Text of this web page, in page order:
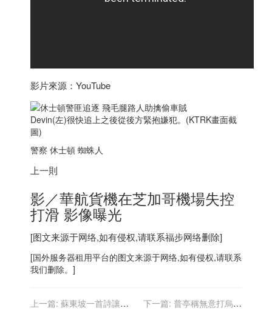
影片來源：YouTube
Devin(左)很快追上之後從後方緊抱嫌犯。(KTRK畫面截
圖)
警察 休士頓 蜘蛛人
上一則
影／華航貨機在芝加哥機場失控
打滑 影像曝光
[图文来源于网络,如有侵权,请联系福步网络删除]
[国外服务器租用平台的图文来源于网络,如有侵权,请联系
我们删除。]
上一篇: 蘇東坡一首詩讓橘
下一篇: 普亭稱無意打烏克